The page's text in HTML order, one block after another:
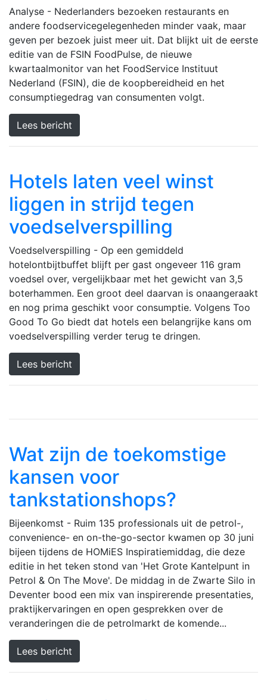
Analyse - Nederlanders bezoeken restaurants en
andere foodservicegelegenheden minder vaak, maar
geven per bezoek juist meer uit. Dat blijkt uit de eerste
editie van de FSIN FoodPulse, de nieuwe
kwartaalmonitor van het FoodService Instituut
Nederland (FSIN), die de koopbereidheid en het
consumptiegedrag van consumenten volgt.
Lees bericht
Hotels laten veel winst
liggen in strijd tegen
voedselverspilling
Voedselverspilling - Op een gemiddeld
hotelontbijtbuffet blijft per gast ongeveer 116 gram
voedsel over, vergelijkbaar met het gewicht van 3,5
boterhammen. Een groot deel daarvan is onaangeraakt
en nog prima geschikt voor consumptie. Volgens Too
Good To Go biedt dat hotels een belangrijke kans om
voedselverspilling verder terug te dringen.
Lees bericht
Wat zijn de toekomstige
kansen voor
tankstationshops?
Bijeenkomst - Ruim 135 professionals uit de petrol-,
convenience- en on-the-go-sector kwamen op 30 juni
bijeen tijdens de HOMiES Inspiratiemiddag, die deze
editie in het teken stond van 'Het Grote Kantelpunt in
Petrol & On The Move'. De middag in de Zwarte Silo in
Deventer bood een mix van inspirerende presentaties,
praktijkervaringen en open gesprekken over de
veranderingen die de petrolmarkt de komende...
Lees bericht